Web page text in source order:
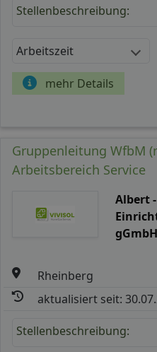
Stellenbeschreibung:
Arbeitszeit
mehr Details
Gruppenleitung WfbM
Arbeitsbereich Service
Albert
gGmbH
Rheinberg
aktualisiert seit:
Stellenbeschreibung: